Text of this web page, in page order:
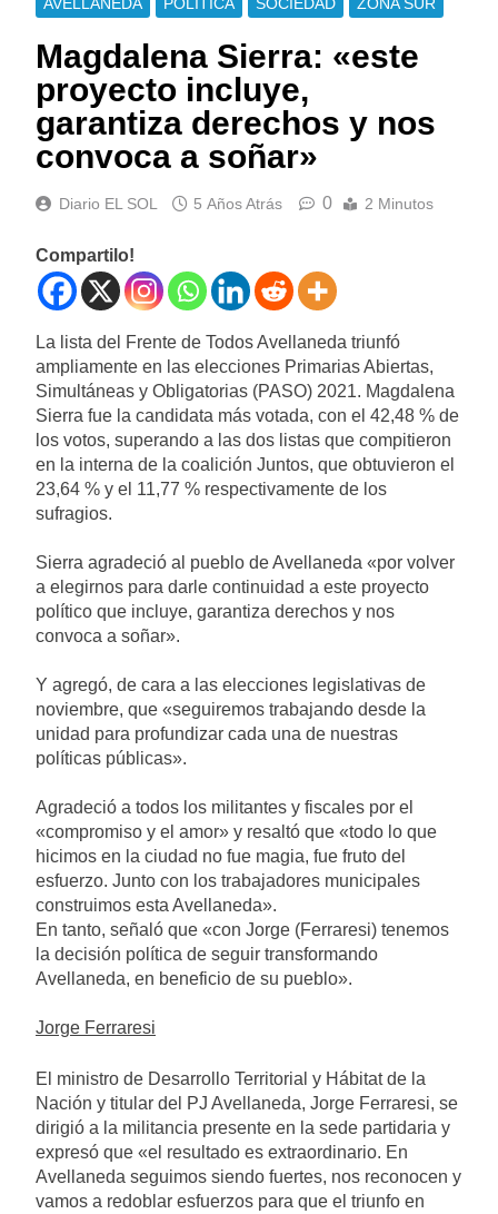
Magdalena Sierra: «este
proyecto incluye,
garantiza derechos y nos
convoca a soñar»
Diario EL SOL 5 Años Atrás 0 2 Minutos
Compartilo!
La lista del Frente de Todos Avellaneda triunfó
ampliamente en las elecciones Primarias Abiertas,
Simultáneas y Obligatorias (PASO) 2021. Magdalena
Sierra fue la candidata más votada, con el 42,48 % de
los votos, superando a las dos listas que compitieron
en la interna de la coalición Juntos, que obtuvieron el
23,64 % y el 11,77 % respectivamente de los
sufragios.
Sierra agradeció al pueblo de Avellaneda «por volver
a elegirnos para darle continuidad a este proyecto
político que incluye, garantiza derechos y nos
convoca a soñar».
Y agregó, de cara a las elecciones legislativas de
noviembre, que «seguiremos trabajando desde la
unidad para profundizar cada una de nuestras
políticas públicas».
Agradeció a todos los militantes y fiscales por el
«compromiso y el amor» y resaltó que «todo lo que
hicimos en la ciudad no fue magia, fue fruto del
esfuerzo. Junto con los trabajadores municipales
construimos esta Avellaneda».
En tanto, señaló que «con Jorge (Ferraresi) tenemos
la decisión política de seguir transformando
Avellaneda, en beneficio de su pueblo».
Jorge Ferraresi
El ministro de Desarrollo Territorial y Hábitat de la
Nación y titular del PJ Avellaneda, Jorge Ferraresi, se
dirigió a la militancia presente en la sede partidaria y
expresó que «el resultado es extraordinario. En
Avellaneda seguimos siendo fuertes, nos reconocen y
vamos a redoblar esfuerzos para que el triunfo en